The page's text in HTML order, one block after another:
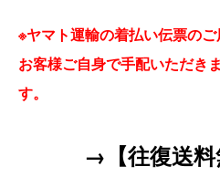
※ヤマト運輸の着払い伝票の
お客様ご自身で手配いただき
す。
→【往復送